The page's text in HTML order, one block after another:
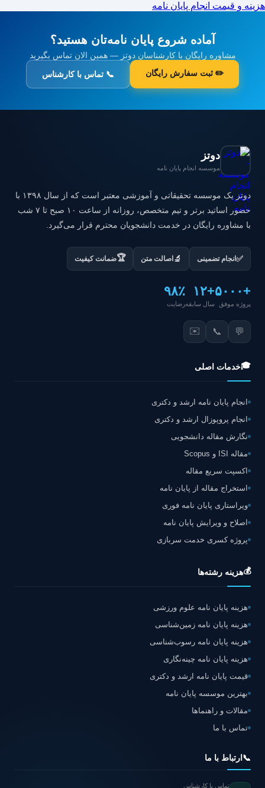
هزینه و قیمت انجام پایان نامه
آماده شروع پایان نامه‌تان هستید؟
مشاوره رایگان با کارشناسان دوتز — همین الان تماس بگیرید
✏️ ثبت سفارش رایگان 📞 تماس با کارشناس
دوتز
موسسه انجام پایان نامه
دوتز یک موسسه تحقیقاتی و آموزشی معتبر است که از سال ۱۳۹۸ با
حضور اساتید برتر و تیم متخصص، روزانه از ساعت ۱۰ صبح تا ۷ شب
با مشاوره رایگان در خدمت دانشجویان محترم قرار می‌گیرد.
✅ انجام تضمینی 🔬 اصالت متن 🏆ضمانت کیفیت
+۵۰۰۰
پروژه موفق
+۱۲
سال سابقه
۹۸٪
رضایت
💬
📞
✉️
🎓خدمات اصلی
انجام پایان نامه ارشد و دکتری
انجام پروپوزال ارشد و دکتری
نگارش مقاله دانشجویی
مقاله ISI و Scopus
اکسپت سریع مقاله
استخراج مقاله از پایان نامه
ویراستاری پایان نامه فوری
اصلاح و ویرایش پایان نامه
پروژه کسری خدمت سربازی
💰هزینه رشته‌ها
هزینه پایان نامه علوم ورزشی
هزینه پایان نامه زمین‌شناسی
هزینه پایان نامه رسوب‌شناسی
هزینه پایان نامه چینه‌نگاری
قیمت پایان نامه ارشد و دکتری
بهترین موسسه پایان نامه
مقالات و راهنماها
تماس با ما
📞 ارتباط با ما
تماس با کارشناس